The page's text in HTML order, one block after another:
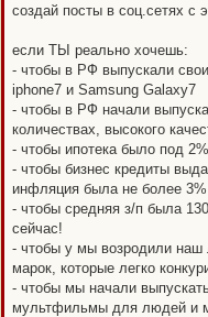
создай посты в соц.сетях с
если ТЫ реально хочешь:
- чтобы в РФ выпускали
iphone7 и Samsung Galaxy7
- чтобы в РФ начали
количествах, высокого
- чтобы ипотека было под
- чтобы бизнес кредиты
инфляция была не более 3%
- чтобы средняя з/п была
сейчас!
- чтобы у мы возродили наш
марок, которые легко
- чтобы мы начали
мультфильмы для людей и